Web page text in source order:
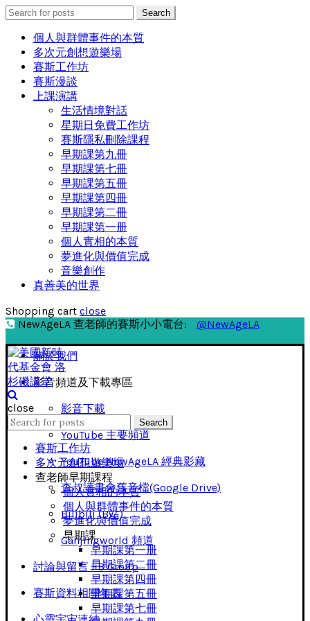
Search
for:
Search
個人與群體事件的本質
多次元創想遊樂場
賽斯工作坊
賽斯漫談
上課演講
生活情境對話
星期日免費工作坊
賽斯隱私刪除課程
早期課第九冊
早期課第七冊
早期課第五冊
早期課第四冊
早期課第二冊
早期課第一册
個人實相的本質
夢進化與價值完成
音樂創作
真善美的世界
Shopping cart close
NewAgeLA 查老師的賽斯小小電台:
@NewAgeLA
關於我們
影音頻道及下載專區
影音下載
YouTube 主要頻道
YouTube NewAgeLA 經典影藏
查叔讀書會舊音檔(Google Drive)
Bilibili (B站)
Ganjingworld 頻道
討論與留言 FB Group
賽斯資料相關年表
close
Search
for:
Search
賽斯工作坊
多次元創想遊樂場
查老師早期課程
個人實相的本質
個人與群體事件的本質
夢進化與價值完成
早期課
早期課第一册
早期課第二冊
早期課第四冊
早期課第五冊
早期課第七冊